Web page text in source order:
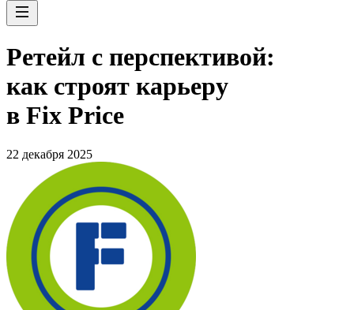
Ретейл с перспективой:
как строят карьеру
в Fix Price
22 декабря 2025